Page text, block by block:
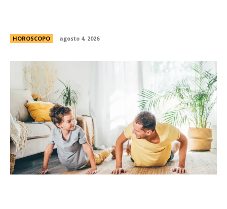
HOROSCOPO agosto 4, 2026